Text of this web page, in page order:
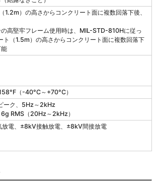
1.2m）の高さからコンクリート面に複数回落下後、
の高堅牢フレーム使用時は、MIL-STD-810Hに従っ
ト（1.5m）の高さからコンクリート面に複数回落下
（-40°C～+70°C）
ーク、5Hz～2kHz
6g RMS（20Hz～2kHz）
放電、±8kV接触放電、±8kV間接放電